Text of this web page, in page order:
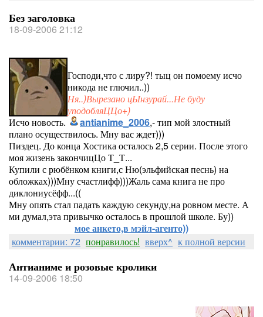
Без заголовка
18-09-2006 21:12
Господи,что с лиру?! тыц он помоему исчо
никода не глючил..))
Ня..)Вырезано цЫнзурай...Не буду
уподобляЦЦо+)
Исчо новость.
antianime_2006,- тип мой злостный
плано осуществилось. Мну вас ждет)))
Пиздец. До конца Хостика осталось 2,5 серии. После этого
моя жизень закончицЦо Т_Т...
Купили с рюбёнком книги,с Ню(эльфийская песнь) на
обложках)))Мну счастлифф)))Жаль сама книга не про
диклониусёфф...((
Мну опять стал падать каждую секунду,на ровном месте. А
ми думал,эта привычко осталось в прошлой школе. Бу))
мое анкето,в мэйл-агенто))
комментарии: 72 понравилось! вверх^ к полной версии
Антианиме и розовые кролики
14-09-2006 18:50